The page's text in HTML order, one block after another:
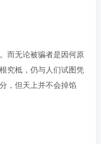
而无论被骗者是因何原
究柢，仍与人们试图凭
，但天上并不会掉馅